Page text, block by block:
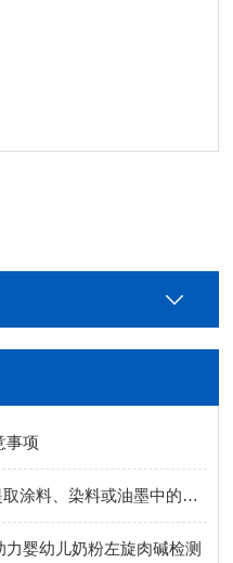
事项
CNWBOND PSA SPE小柱提取涂料、染料或油墨中的多环芳烃
婴幼儿奶粉左旋肉碱检测